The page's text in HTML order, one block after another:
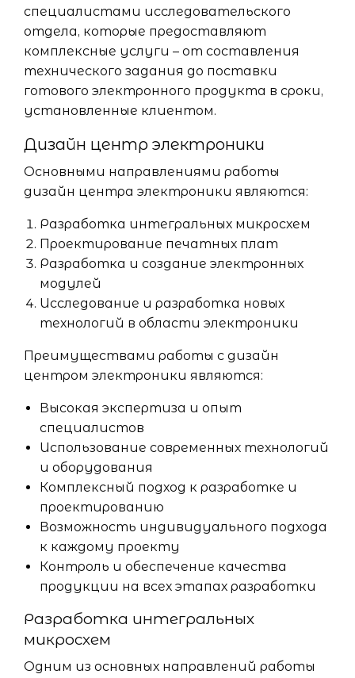
специалистами исследовательского
отдела, которые предоставляют
комплексные услуги – от составления
технического задания до поставки
готового электронного продукта в сроки,
установленные клиентом.
Дизайн центр электроники
Основными направлениями работы
дизайн центра электроники являются:
Разработка интегральных микросхем
Проектирование печатных плат
Разработка и создание электронных
модулей
Исследование и разработка новых
технологий в области электроники
Преимуществами работы с дизайн
центром электроники являются:
Высокая экспертиза и опыт
специалистов
Использование современных технологий
и оборудования
Комплексный подход к разработке и
проектированию
Возможность индивидуального подхода
к каждому проекту
Контроль и обеспечение качества
продукции на всех этапах разработки
Разработка интегральных
микросхем
Одним из основных направлений работы